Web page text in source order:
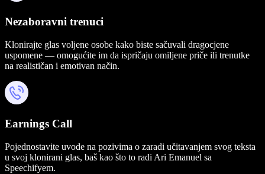
Nezaboravni trenuci
Klonirajte glas voljene osobe kako biste sačuvali dragocjene
uspomene — omogućite im da ispričaju omiljene priče ili trenutke
na realističan i emotivan način.
Earnings Call
Pojednostavite uvode na pozivima o zaradi učitavanjem svog teksta
u svoj klonirani glas, baš kao što to radi Ari Emanuel sa
Speechifyem.